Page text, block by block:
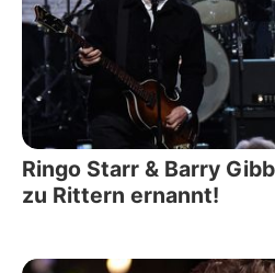
Ringo Starr & Barry
zu Rittern ernannt!